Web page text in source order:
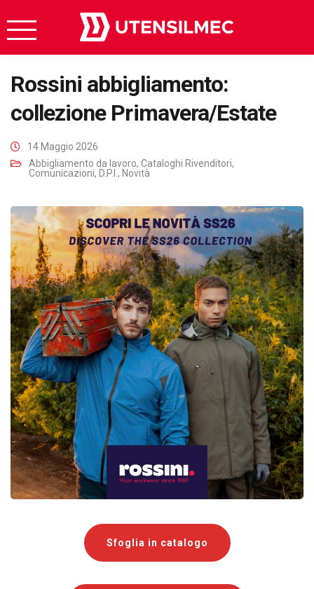
Rossini abbigliamento:
collezione Primavera/Estate
14 Maggio 2026
Abbigliamento da lavoro, Cataloghi Rivenditori,
Comunicazioni, D.P.I. , Novità
Sfoglia in catalogo